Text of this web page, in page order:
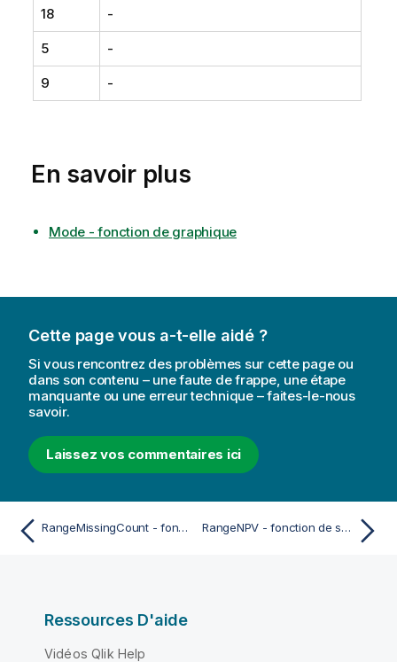
18 -
5 -
9 -
En savoir plus
Mode - fonction de graphique
Cette page vous a-t-elle aidé ?
Si vous rencontrez des problèmes sur cette page ou
dans son contenu – une faute de frappe, une étape
manquante ou une erreur technique – faites-le-nous
savoir.
Laissez vos commentaires ici
RangeMissingCount - fonction de script et fonction de graphique RangeNPV - fonction de script et fonction de graphique
Ressources D'aide
Vidéos Qlik Help